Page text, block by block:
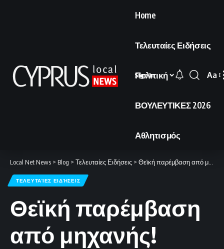
Home
Τελευταίες Ειδήσεις
Πολιτική
ΒΟΥΛΕΥΤΙΚΕΣ 2026
Αθλητισμός
Sign In
Font
Aa
Local Net News > Blog > Τελευταίες Ειδήσεις > Θεϊκή παρέμβαση από μηχανής!
ΤΕΛΕΥΤΑΊΕΣ ΕΙΔΉΣΕΙΣ
Θεϊκή παρέμβαση
από μηχανής!